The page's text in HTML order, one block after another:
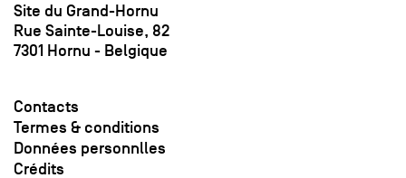
Site du Grand-Hornu
Rue Sainte-Louise, 82
7301 Hornu - Belgique
Contacts
Termes & conditions
Données personnlles
Crédits